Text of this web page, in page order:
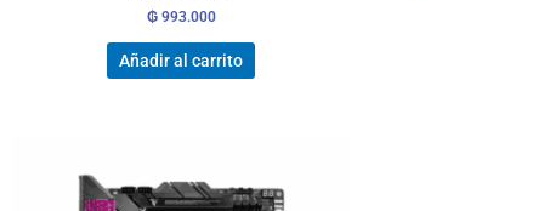
₲993.000
Añadir al carrito